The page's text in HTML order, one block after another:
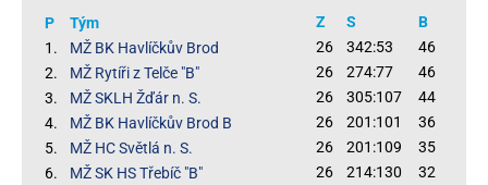
P Tým Z S
B
1.
MŽ BK Havlíčkův Brod 26 342:53
46
2.
MŽ Rytíři z Telče "B" 26 274:77
46
3.
MŽ SKLH Žďár n. S. 26 305:107
44
4.
MŽ BK Havlíčkův Brod B 26 201:101
36
5.
MŽ HC Světlá n. S. 26 201:109
35
6.
MŽ SK HS Třebíč "B" 26 214:130
32